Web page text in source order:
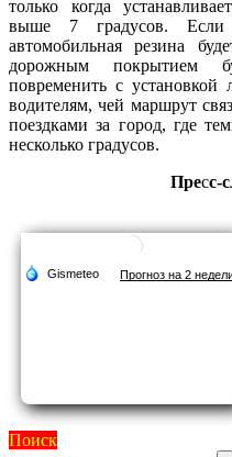
только когда
выше 7 градусов. Если
автомобильная резина
дорожным покрытием
повременить с установкой
водителям, чей маршрут
поездками за город, где
несколько градусов.
Пресс-
Поиск